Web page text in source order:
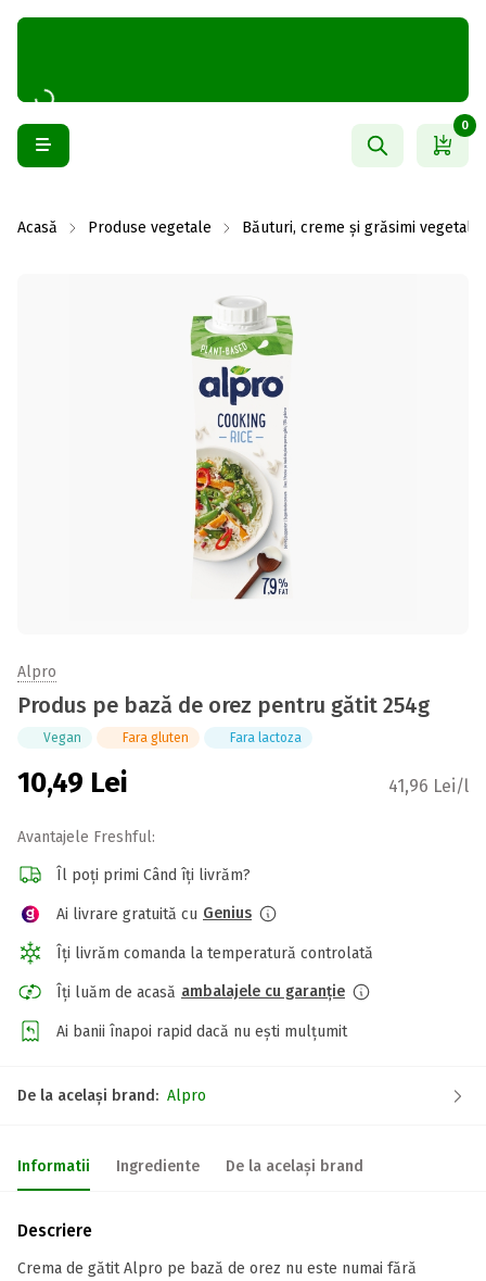
0
Acasă Produse vegetale Băuturi, creme și grăsimi vegetale
Alpro
Produs pe bază de orez pentru gătit 254g
Vegan Fara gluten Fara lactoza
10,49 Lei 41,96 Lei/l
Avantajele Freshful:
Îl poți primi Când îți livrăm?
Ai livrare gratuită cu Genius
Îți livrăm comanda la temperatură controlată
Îți luăm de acasă ambalajele cu garanție
Ai banii înapoi rapid dacă nu ești mulțumit
De la același brand: Alpro
Informatii Ingrediente De la același brand
Descriere
Crema de gătit Alpro pe bază de orez nu este numai fără